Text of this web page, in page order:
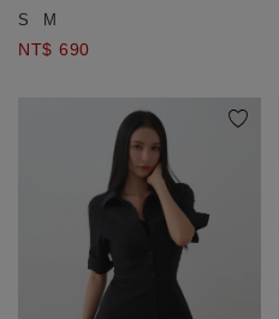
S M
NT$ 690